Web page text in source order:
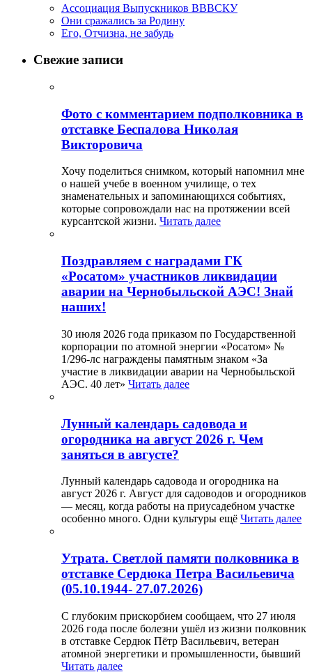
Ассоциация Выпускников ВВВСКУ
Они сражались за Родину
Его, Отчизна, не забудь
Свежие записи
Фото с комментарием подполковника в
отставке Беспалова Николая
Викторовича
Хочу поделиться снимком, который напомнил мне
о нашей учебе в военном училище, о тех
знаменательных и запоминающихся событиях,
которые сопровождали нас на протяжении всей
курсантской жизни. Читать далее
Поздравляем с наградами ГК
«Росатом» участников ликвидации
аварии на Чернобыльской АЭС! Знай
наших!
30 июля 2026 года приказом по Государственной
корпорации по атомной энергии «Росатом» №
1/296-лс награждены памятным знаком «За
участие в ликвидации аварии на Чернобыльской
АЭС. 40 лет» Читать далее
Лунный календарь садовода и
огородника на август 2026 г. Чем
заняться в августе?
Лунный календарь садовода и огородника на
август 2026 г. Август для садоводов и огородников
— месяц, когда работы на приусадебном участке
особенно много. Одни культуры ещё Читать далее
Утрата. Светлой памяти полковника в
отставке Сердюка Петра Васильевича
(05.10.1944- 27.07.2026)
С глубоким прискорбием сообщаем, что 27 июля
2026 года после болезни ушёл из жизни полковник
в отставке Сердюк Пётр Васильевич, ветеран
атомной энергетики и промышленности, бывший
Читать далее